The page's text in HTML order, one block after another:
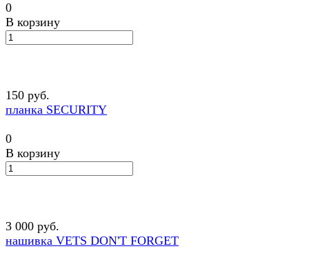
0
В корзину
150 руб.
планка SECURITY
0
В корзину
3 000 руб.
нашивка VETS DON'T FORGET